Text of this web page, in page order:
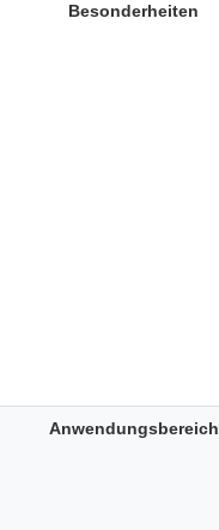
Besonderheiten
Anwendungsbereich